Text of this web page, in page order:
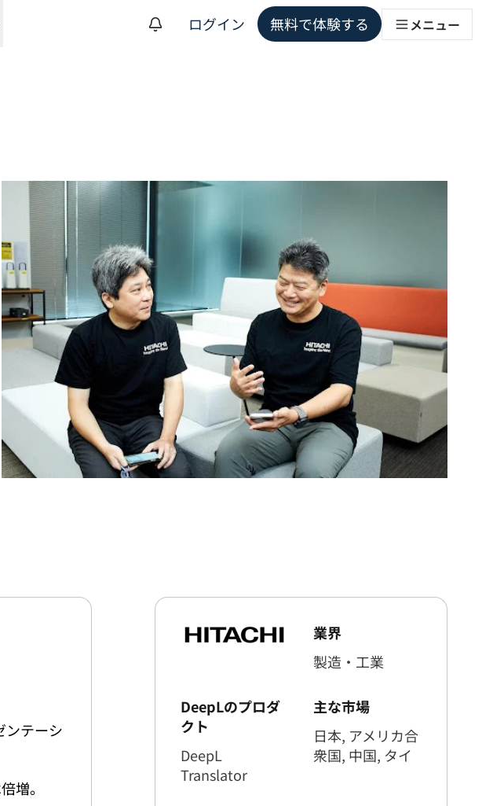
クフロー
るローカライゼーションソリューション
ログイン 無料で体験する メニュー
ンテーシ
増。
業界
製造・工業
DeepLのプロダ
クト
DeepL
Translator
主な市場
日本, アメリカ合
衆国, 中国, タイ